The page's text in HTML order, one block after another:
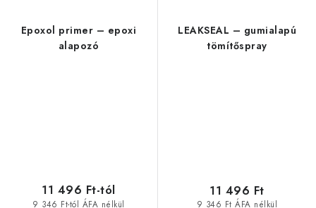
Epoxol primer – epoxi
alapozó
9 346 Ft-tól ÁFA nélkül
11 496 Ft-tól
LEAKSEAL – gumialapú
tömítőspray
9 346 Ft ÁFA nélkül
11 496 Ft